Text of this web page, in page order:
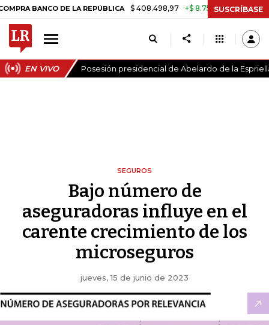
DE LA REPÚBLICA $ 408.498,97 +$ 8.753,81 +2,19% TASA
SUSCRÍBASE
EN VIVO Posesión presidencial de Abelardo de la
SEGUROS
Bajo número de
aseguradoras influye en el
carente crecimiento de los
microseguros
jueves, 15 de junio de 2023